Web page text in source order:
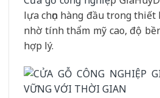
lựa chọn hàng đầu trong
nhờ tính thẩm mỹ cao, độ
hợp lý.